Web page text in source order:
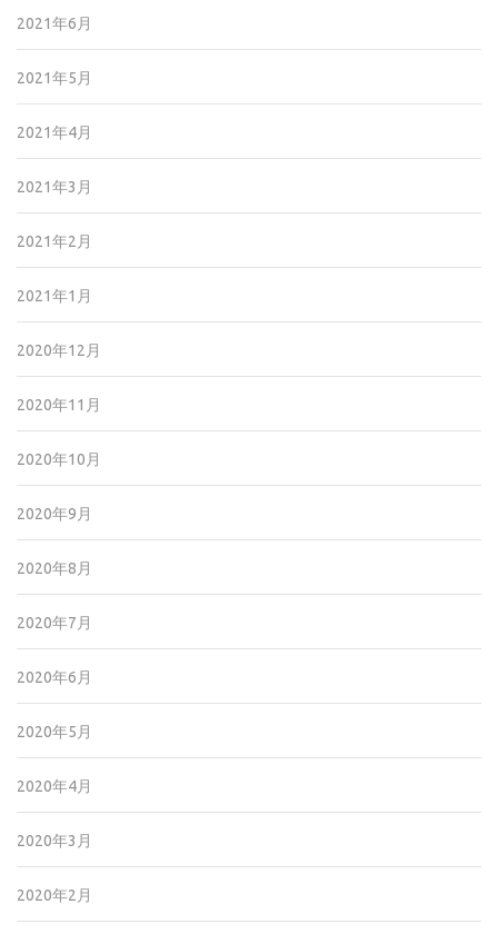
2021年6月
2021年5月
2021年4月
2021年3月
2021年2月
2021年1月
2020年12月
2020年11月
2020年10月
2020年9月
2020年8月
2020年7月
2020年6月
2020年5月
2020年4月
2020年3月
2020年2月